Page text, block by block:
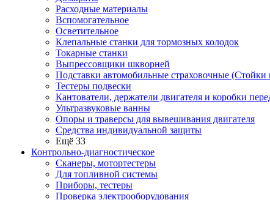
Расходные материалы
Вспомогательное
Осветительное
Клепальные станки для тормозных колодок
Токарные станки
Выпрессовщики шкворней
Подставки автомобильные страховочные (Стойки
Тестеры подвески
Кантователи, держатели двигателя и коробки
Ультразвуковые ванны
Опоры и траверсы для вывешивания двигателя
Средства индивидуальной защиты
Ещё 33
Контрольно-диагностическое
Сканеры, мотортестеры
Для топливной системы
Приборы, тестеры
Проверка электрооборудования